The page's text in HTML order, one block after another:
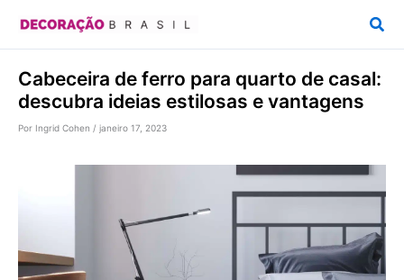
conteúdo
Cabeceira de ferro para quarto de casal:
descubra ideias estilosas e vantagens
Por Ingrid Cohen / janeiro 17, 2023